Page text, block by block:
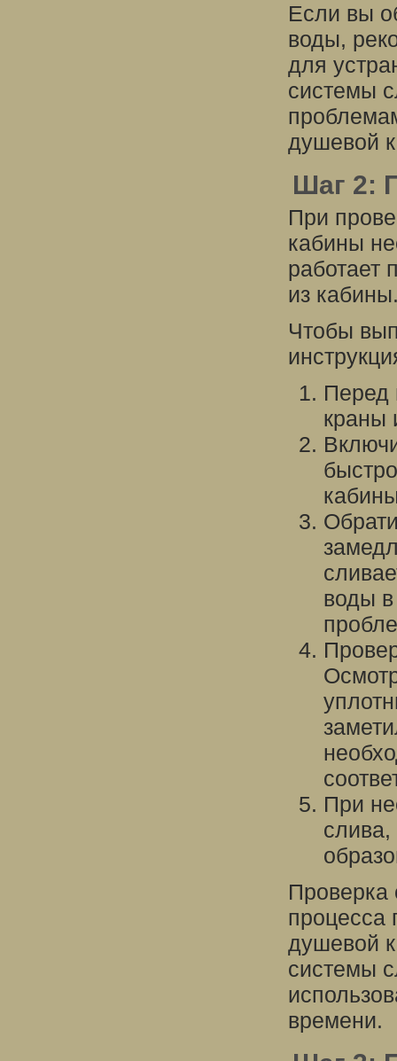
Если вы
воды,
для
системы
душевой
Шаг 2:
При
кабины
работает
из
Чтобы
Перед
краны
воды в
При
слива,
Проверка
процесса
душевой
системы
времени.